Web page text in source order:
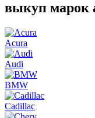
выкуп марок
Acura
Audi
BMW
Cadillac